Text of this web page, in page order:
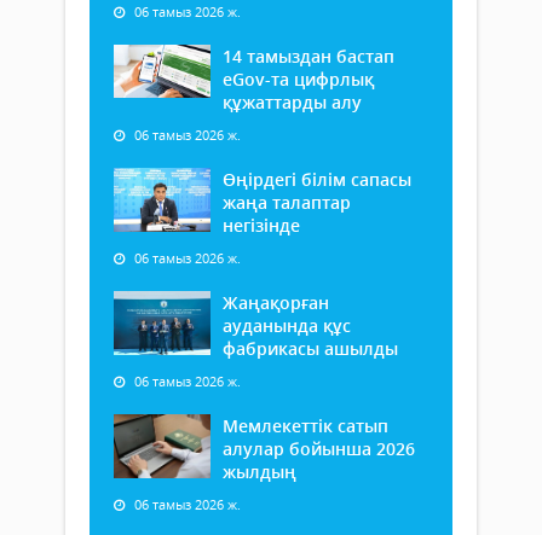
06 тамыз 2026 ж.
14 тамыздан бастап
еGov-та цифрлық
құжаттарды алу
06 тамыз 2026 ж.
Өңірдегі білім сапасы
жаңа талаптар
негізінде
06 тамыз 2026 ж.
Жаңақорған
ауданында құс
фабрикасы ашылды
06 тамыз 2026 ж.
Мемлекеттік сатып
алулар бойынша 2026
жылдың
06 тамыз 2026 ж.